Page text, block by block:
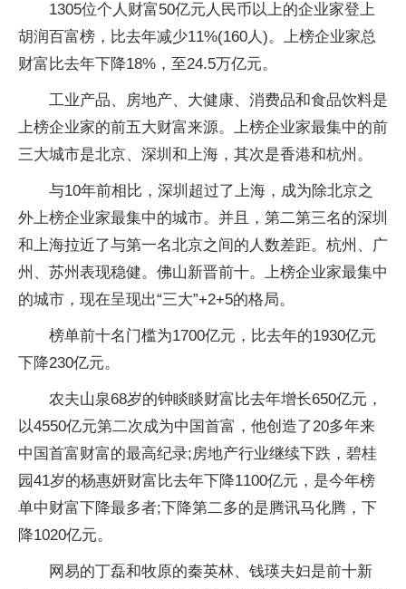
1305位个人财富50亿元人民币以上的企业家登上
胡润百富榜，比去年减少11%(160人)。上榜企业家总
财富比去年下降18%，至24.5万亿元。
工业产品、房地产、大健康、消费品和食品饮料是
上榜企业家的前五大财富来源。上榜企业家最集中的前
三大城市是北京、深圳和上海，其次是香港和杭州。
与10年前相比，深圳超过了上海，成为除北京之
外上榜企业家最集中的城市。并且，第二第三名的深圳
和上海拉近了与第一名北京之间的人数差距。杭州、广
州、苏州表现稳健。佛山新晋前十。上榜企业家最集中
的城市，现在呈现出“三大”+2+5的格局。
榜单前十名门槛为1700亿元，比去年的1930亿元
下降230亿元。
农夫山泉68岁的钟睒睒财富比去年增长650亿元，
以4550亿元第二次成为中国首富，他创造了20多年来
中国首富财富的最高纪录;房地产行业继续下跌，碧桂
园41岁的杨惠妍财富比去年下降1100亿元，是今年榜
单中财富下降最多者;下降第二多的是腾讯马化腾，下
降1020亿元。
网易的丁磊和牧原的秦英林、钱瑛夫妇是前十新